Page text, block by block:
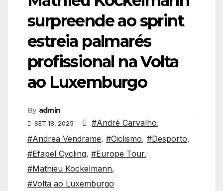
surpreende ao sprint
estreia palmarés
profissional na Volta
ao Luxemburgo
By admin
SET 18, 2025 #André Carvalho,
#Andrea Vendrame, #Ciclismo, #Desporto,
#Efapel Cycling, #Europe Tour,
#Mathieu Kockelmann,
#Volta ao Luxemburgo